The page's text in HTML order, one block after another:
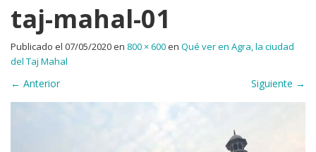
taj-mahal-01
Publicado el 07/05/2020en 800 × 600en Qué ver en Agra, la ciudad
del Taj Mahal
← Anterior Siguiente →